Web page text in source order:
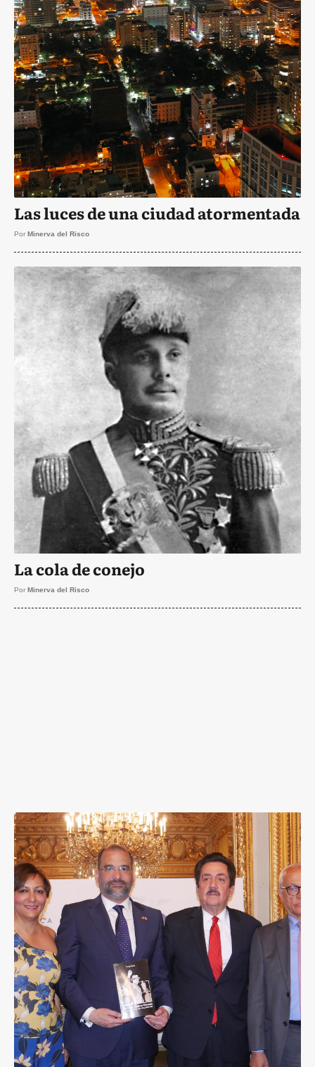
Las luces de una ciudad atormentada
Por Minerva del Risco
La cola de conejo
Por Minerva del Risco